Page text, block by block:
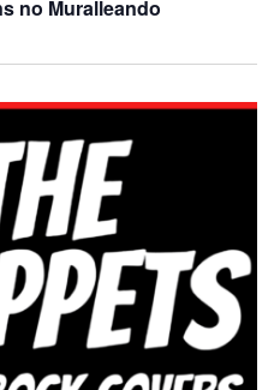
no Muralleando